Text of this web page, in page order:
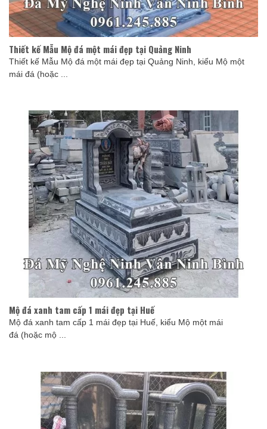
Thiết kế Mẫu Mộ đá một mái đẹp tại Quảng Ninh
Thiết kế Mẫu Mộ đá một mái đẹp tại Quảng Ninh, kiểu Mộ một
mái đá (hoặc ...
Mộ đá xanh tam cấp 1 mái đẹp tại Huế
Mộ đá xanh tam cấp 1 mái đẹp tại Huế, kiểu Mộ một mái
đá (hoặc mộ ...